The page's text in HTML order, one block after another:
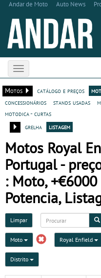
Andar de Moto Auto News
Toggle
navigation
Motos
catálogo e preços
concessionários
stands usadas
motodica - curtas
grelha
listagem
Motos Royal
Portugal -
: Moto,
Potencia,
Limpar
Moto Royal Enfield
Distrito